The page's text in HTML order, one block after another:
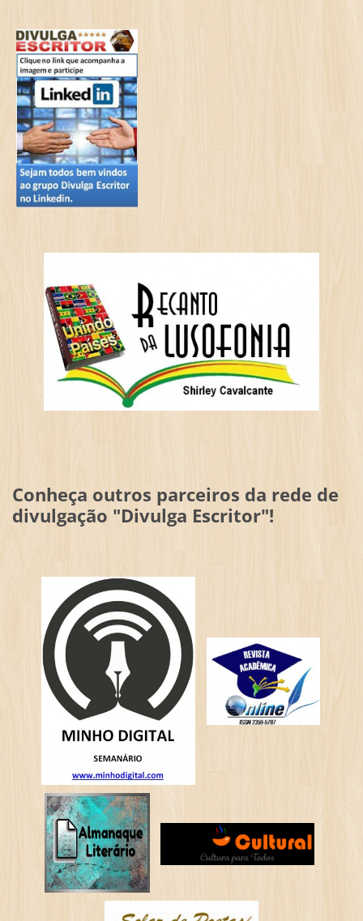
Conheça outros parceiros da rede de
divulgação "Divulga Escritor"!